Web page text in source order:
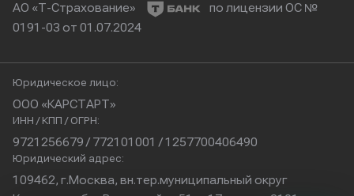
АО «Т-Страхование»
по лицензии ОС №
0191-03 от 01.07.2024
Юридическое лицо:
ООО «КАРСТАРТ»
ИНН / КПП / ОГРН:
9721256679 / 772101001 / 1257700406490
Юридический адрес:
109462, г.Москва, вн.тер.муниципальный округ